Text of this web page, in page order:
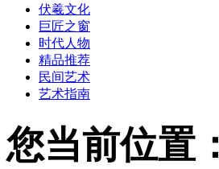
伏羲文化
巨匠之窗
时代人物
精品推荐
民间艺术
艺术指南
您当前位置：